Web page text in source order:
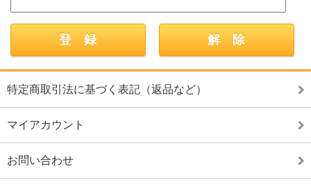
特定商取引法に基づく表記（返品など）
マイアカウント
お問い合わせ